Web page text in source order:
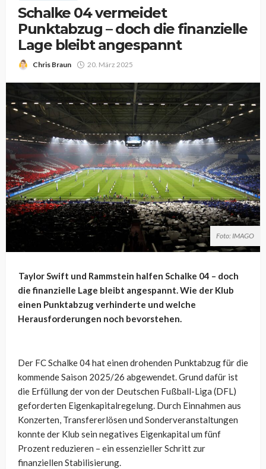
Schalke 04 vermeidet
Punktabzug – doch die finanzielle
Lage bleibt angespannt
Chris Braun 20. März 2025
Foto: IMAGO
Taylor Swift und Rammstein halfen Schalke 04 – doch
die finanzielle Lage bleibt angespannt. Wie der Klub
einen Punktabzug verhinderte und welche
Herausforderungen noch bevorstehen.
Der FC Schalke 04 hat einen drohenden Punktabzug für die
kommende Saison 2025/26 abgewendet. Grund dafür ist
die Erfüllung der von der Deutschen Fußball-Liga (DFL)
geforderten Eigenkapitalregelung. Durch Einnahmen aus
Konzerten, Transfererlösen und Sonderveranstaltungen
konnte der Klub sein negatives Eigenkapital um fünf
Prozent reduzieren – ein essenzieller Schritt zur
finanziellen Stabilisierung.